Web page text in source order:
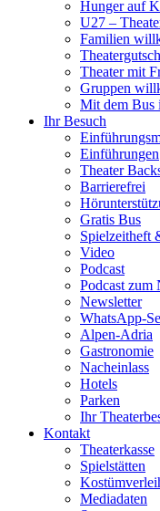
Hunger auf
U27 –
Familien
Theater mit
Gruppen
Mit dem Bus
Ihr Besuch
Einführungen
Theater
Barrierefrei
Gratis Bus
Spielzeitheft
Video
Podcast
Podcast zum
Newsletter
WhatsApp-
Alpen-Adria
Gastronomie
Nacheinlass
Hotels
Parken
Ihr
Kontakt
Theaterkasse
Spielstätten
Mediadaten